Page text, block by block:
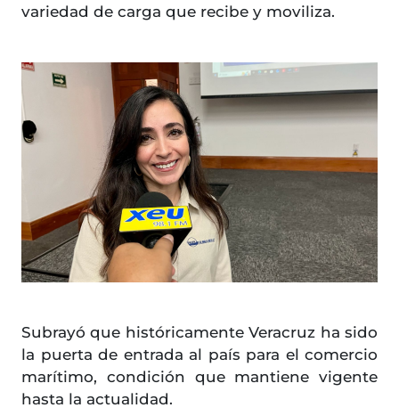
variedad de carga que recibe y moviliza.
Subrayó que históricamente Veracruz ha sido
la puerta de entrada al país para el comercio
marítimo, condición que mantiene vigente
hasta la actualidad.